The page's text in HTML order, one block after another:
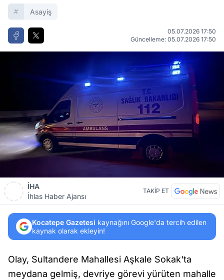
Asayiş
05.07.2026 17:50
Güncelleme: 05.07.2026 17:50
İHA
İhlas Haber Ajansı
TAKİP ET
Kocatepe Gazetesi kaynağını Google'da tercih edilen
kaynak olarak ekleyin!
Olay, Sultandere Mahallesi Aşkale Sokak'ta
meydana gelmiş, devriye görevi yürüten mahalle